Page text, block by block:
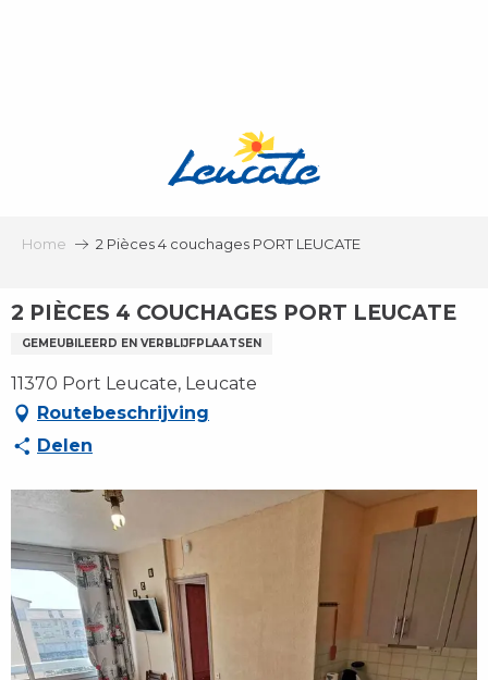
Home 2 Pièces 4 couchages PORT LEUCATE
2 PIÈCES 4 COUCHAGES PORT LEUCATE
GEMEUBILEERD EN VERBLIJFPLAATSEN
11370 Port Leucate, Leucate
Routebeschrijving
Delen